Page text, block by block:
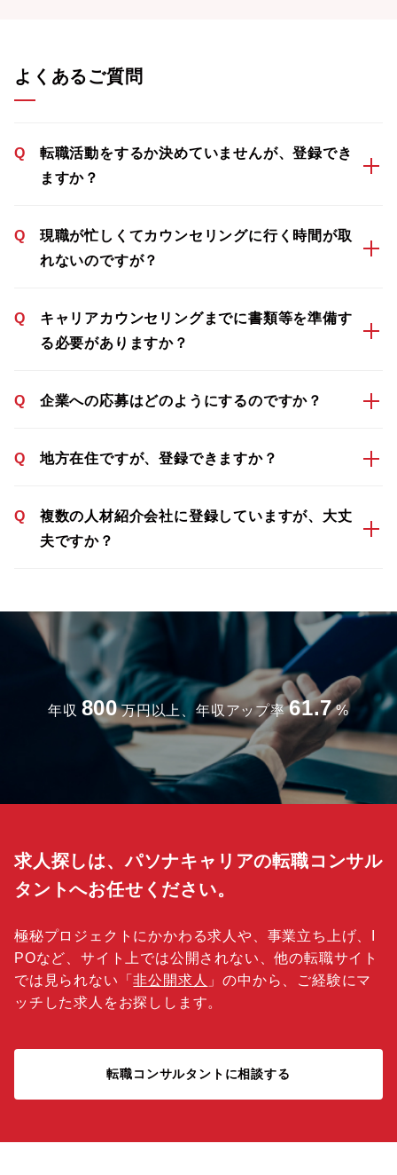
よくあるご質問
Q
転職活動をするか決めていませんが、登録でき
ますか？
Q
現職が忙しくてカウンセリングに行く時間が取
れないのですが？
Q
キャリアカウンセリングまでに書類等を準備す
る必要がありますか？
Q 企業への応募はどのようにするのですか？
Q 地方在住ですが、登録できますか？
Q
複数の人材紹介会社に登録していますが、大丈
夫ですか？
年収 800 万円以上、年収アップ率 61.7 %
求人探しは、パソナキャリアの転職コンサル
タントへお任せください。
極秘プロジェクトにかかわる求人や、事業立ち上げ、I
POなど、サイト上では公開されない、他の転職サイト
では見られない「非公開求人 」の中から、ご経験にマ
ッチした求人をお探しします。
転職コンサルタントに相談する